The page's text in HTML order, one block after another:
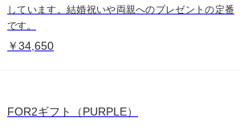
しています。結婚祝いや両親へのプレゼントの定番
です。
￥34,650
FOR2ギフト（PURPLE）